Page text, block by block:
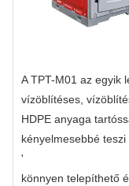
A TPT-M01 az egyik
vízöblítéses,
HDPE anyaga
kényelmesebbé
'
könnyen telepíthető